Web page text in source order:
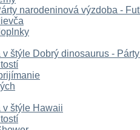
narodeninová výzdoba -
v štýle Dobrý dinosaurus -
v štýle Hawaii